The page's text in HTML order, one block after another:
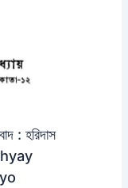
: হরিদাস